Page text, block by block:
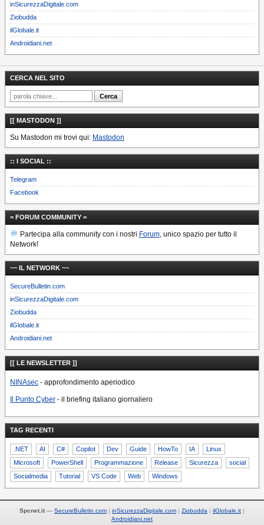
inSicurezzaDigitale.com
Ziobudda
ilGlobale.it
Androidiani.net
CERCA NEL SITO
[[ MASTODON ]]
Su Mastodon mi trovi qui: Mastodon
:: I SOCIAL ::
Telegram
Facebook
= FORUM COMMUNITY =
Partecipa alla community con i nostri Forum, unico spazio per tutto il
Network!
~~ IL NETWORK ~~
SecureBulletin.com
inSicurezzaDigitale.com
Ziobudda
ilGlobale.it
Androidiani.net
[[ LE NEWSLETTER ]]
NINAsec - approfondimento aperiodico
Il Punto Cyber - il briefing italiano giornaliero
TAG RECENTI
.NET AI C# Copilot Dev Guide HowTo IA
Linux
Microsoft
PowerShell Programmazione Release Sicurezza
social
Socialmedia
Tutorial VS Code Web Windows
Spcnet.it — SecureBulletin.com inSicurezzaDigitale.com Ziobudda
ilGlobale.it
Androidiani.net